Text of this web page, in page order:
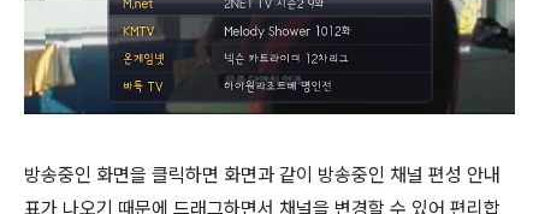
방송중인 화면을 클릭하면 화면과 같이 방송중인 채널 편성 안내
표가 나오기 때문에 드래그하면서 채널을 변경할 수 있어 편리합